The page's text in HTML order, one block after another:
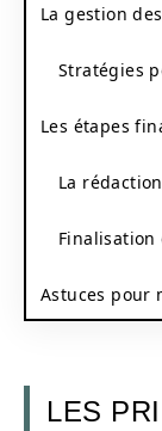
La gestion
Stratégies
Les étapes
La
Finalisation
Astuces pour
LES